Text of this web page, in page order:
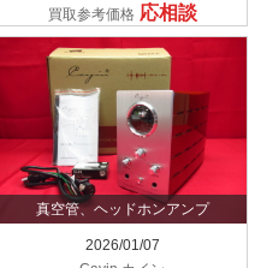
買取参考価格 応相談
真空管、ヘッドホンアンプ
2026/01/07